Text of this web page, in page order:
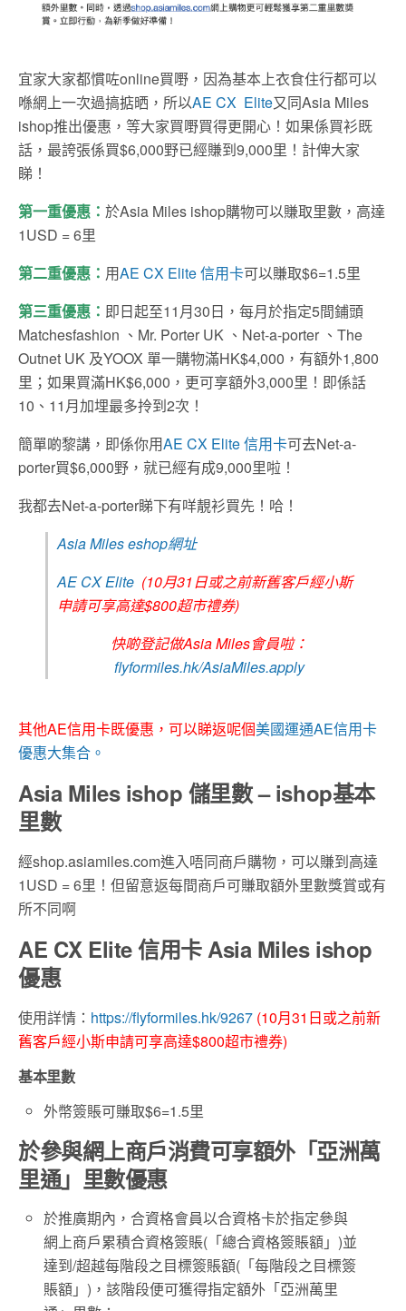
宜家大家都慣咗online買嘢，因為基本上衣食住行都可以
喺網上一次過搞掂晒，所以AE CX Elite又同Asia Miles
ishop推出優惠，等大家買嘢買得更開心！如果係買衫既
話，最誇張係買$6,000野已經賺到9,000里！計俾大家
睇！
第一重優惠： 於Asia Miles ishop購物可以賺取里數，高達
1USD = 6里
第二重優惠： 用AE CX Elite 信用卡可以賺取$6=1.5里
第三重優惠： 即日起至11月30日，每月於指定5間鋪頭
Matchesfashion 、Mr. Porter UK 、Net-a-porter 、The
Outnet UK 及YOOX 單一購物滿HK$4,000，有額外1,800
里；如果買滿HK$6,000，更可享額外3,000里！即係話
10、11月加埋最多拎到2次！
簡單啲黎講，即係你用AE CX Elite 信用卡可去Net-a-
porter買$6,000野，就已經有成9,000里啦！
我都去Net-a-porter睇下有咩靚衫買先！哈！
Asia Miles eshop網址
AE CX Elite (10月31日或之前新舊客戶經小斯
申請可享高達$800超市禮券)
快啲登記做Asia Miles會員啦：
flyformiles.hk/AsiaMiles.apply
其他AE信用卡既優惠，可以睇返呢個美國運通AE信用卡
優惠大集合。
Asia Miles ishop 儲里數 – ishop基本
里數
經shop.asiamiles.com進入唔同商戶購物，可以賺到高達
1USD = 6里！但留意返每間商戶可賺取額外里數獎賞或有
所不同啊
AE CX Elite 信用卡 Asia Miles ishop
優惠
使用詳情： https://flyformiles.hk/9267 (10月31日或之前新
舊客戶經小斯申請可享高達$800超市禮券)
基本里數
外幣簽賬可賺取$6=1.5里
於參與網上商戶消費可享額外「亞洲萬
里通」里數優惠
於推廣期內，合資格會員以合資格卡於指定參與
網上商戶累積合資格簽賬(「總合資格簽賬額」)並
達到/超越每階段之目標簽賬額(「每階段之目標簽
賬額」)，該階段便可獲得指定額外「亞洲萬里